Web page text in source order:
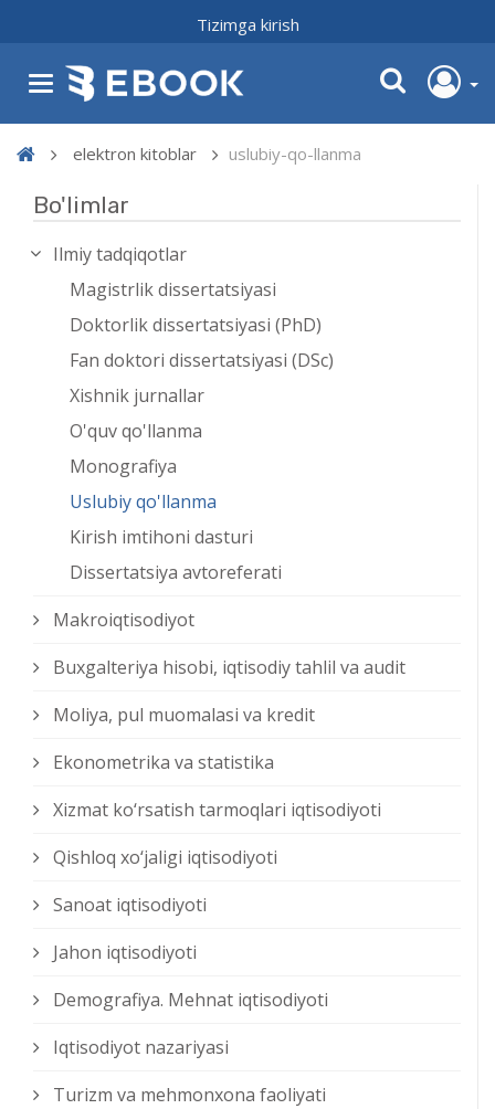
Tizimga kirish
elektron kitoblar uslubiy-qo-llanma
Bo'limlar
Ilmiy tadqiqotlar
Magistrlik dissertatsiyasi
Doktorlik dissertatsiyasi (PhD)
Fan doktori dissertatsiyasi (DSc)
Xishnik jurnallar
O'quv qo'llanma
Monografiya
Uslubiy qo'llanma
Kirish imtihoni dasturi
Dissertatsiya avtoreferati
Makroiqtisodiyot
Buxgalteriya hisobi, iqtisodiy tahlil va audit
Moliya, pul muomalasi va kredit
Ekonometrika va statistika
Xizmat kо‘rsatish tarmoqlari iqtisodiyoti
Qishloq xо‘jaligi iqtisodiyoti
Sanoat iqtisodiyoti
Jahon iqtisodiyoti
Demografiya. Mehnat iqtisodiyoti
Iqtisodiyot nazariyasi
Turizm va mehmonxona faoliyati